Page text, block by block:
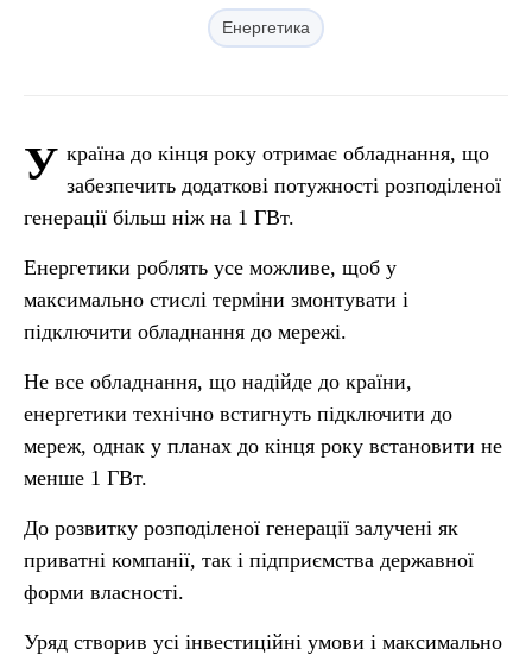
Енергетика
У країна до кінця року отримає обладнання, що
забезпечить додаткові потужності розподіленої
генерації більш ніж на 1 ГВт.
Енергетики роблять усе можливе, щоб у
максимально стислі терміни змонтувати і
підключити обладнання до мережі.
Не все обладнання, що надійде до країни,
енергетики технічно встигнуть підключити до
мереж, однак у планах до кінця року встановити не
менше 1 ГВт.
До розвитку розподіленої генерації залучені як
приватні компанії, так і підприємства державної
форми власності.
Уряд створив усі інвестиційні умови і максимально